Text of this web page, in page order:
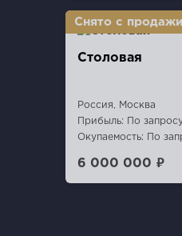
Столовая
Россия, Москва
Прибыль: По
Окупаемость: По
6 000 000 ₽